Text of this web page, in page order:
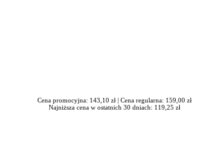
Cena promocyjna: 143,10 zł | Cena regularna: 159,00 zł
Najniższa cena w ostatnich 30 dniach: 119,25 zł